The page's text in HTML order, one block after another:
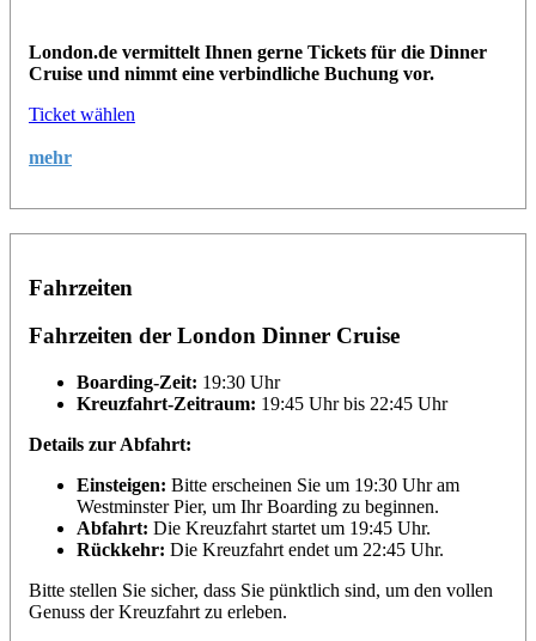
London.de vermittelt Ihnen gerne Tickets für die Dinner
Cruise und nimmt eine verbindliche Buchung vor.
Ticket wählen
mehr
Fahrzeiten
Fahrzeiten der London Dinner Cruise
Boarding-Zeit: 19:30 Uhr
Kreuzfahrt-Zeitraum: 19:45 Uhr bis 22:45 Uhr
Details zur Abfahrt:
Einsteigen: Bitte erscheinen Sie um 19:30 Uhr am
Westminster Pier, um Ihr Boarding zu beginnen.
Abfahrt: Die Kreuzfahrt startet um 19:45 Uhr.
Rückkehr: Die Kreuzfahrt endet um 22:45 Uhr.
Bitte stellen Sie sicher, dass Sie pünktlich sind, um den vollen
Genuss der Kreuzfahrt zu erleben.